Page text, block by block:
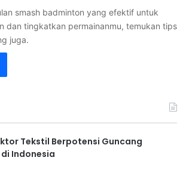
smash badminton yang efektif untuk
dan tingkatkan permainanmu, temukan tips
juga.
Tekstil Berpotensi Guncang
Indonesia